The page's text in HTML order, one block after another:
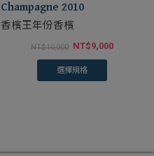
Champagne 2010
香檳王年份香檳
NT$10,000 NT$9,000
選擇規格